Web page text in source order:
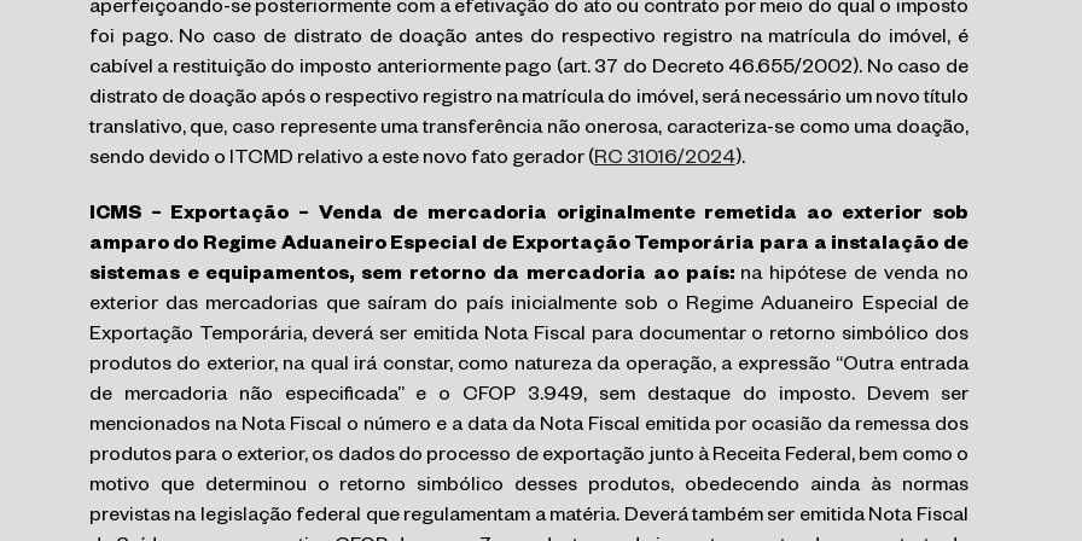
aperfeiçoando-se posteriormente com a efetivação do ato ou contrato por meio do qual o imposto
foi pago. No caso de distrato de doação antes do respectivo registro na matrícula do imóvel, é
cabível a restituição do imposto anteriormente pago (art. 37 do Decreto 46.655/2002). No caso de
distrato de doação após o respectivo registro na matrícula do imóvel, será necessário um novo título
translativo, que, caso represente uma transferência não onerosa, caracteriza-se como uma doação,
sendo devido o ITCMD relativo a este novo fato gerador (RC 31016/2024).
ICMS – Exportação – Venda de mercadoria originalmente remetida ao exterior sob
amparo do Regime Aduaneiro Especial de Exportação Temporária para a instalação de
sistemas e equipamentos, sem retorno da mercadoria ao país: na hipótese de venda no
exterior das mercadorias que saíram do país inicialmente sob o Regime Aduaneiro Especial de
Exportação Temporária, deverá ser emitida Nota Fiscal para documentar o retorno simbólico dos
produtos do exterior, na qual irá constar, como natureza da operação, a expressão “Outra entrada
de mercadoria não especificada” e o CFOP 3.949, sem destaque do imposto. Devem ser
mencionados na Nota Fiscal o número e a data da Nota Fiscal emitida por ocasião da remessa dos
produtos para o exterior, os dados do processo de exportação junto à Receita Federal, bem como o
motivo que determinou o retorno simbólico desses produtos, obedecendo ainda às normas
previstas na legislação federal que regulamentam a matéria. Deverá também ser emitida Nota Fiscal